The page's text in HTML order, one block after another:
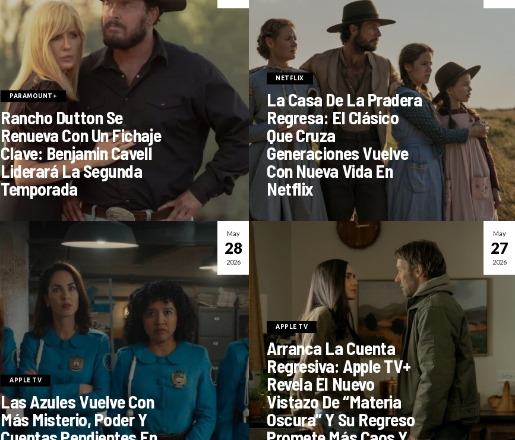
PARAMOUNT+
Rancho Dutton Se
Renueva Con Un Fichaje
Clave: Benjamin Cavell
Liderará La Segunda
Temporada
NETFLIX
La Casa De La Pradera
Regresa: El Clásico
Que Cruza
Generaciones Vuelve
Con Nueva Vida En
Netflix
May
28
2026
APPLE TV
Las Azules Vuelve Con
Más Misterio, Poder Y
May
27
2026
APPLE TV
Arranca La Cuenta
Regresiva: Apple TV+
Revela El Nuevo
Vistazo De “Materia
Oscura” Y Su Regreso